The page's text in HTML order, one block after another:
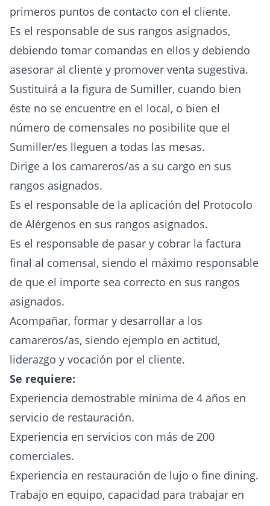
primeros puntos de contacto con el cliente.
Es el responsable de sus rangos asignados,
debiendo tomar comandas en ellos y debiendo
asesorar al cliente y promover venta sugestiva.
Sustituirá a la figura de Sumiller, cuando bien
éste no se encuentre en el local, o bien el
número de comensales no posibilite que el
Sumiller/es lleguen a todas las mesas.
Dirige a los camareros/as a su cargo en sus
rangos asignados.
Es el responsable de la aplicación del Protocolo
de Alérgenos en sus rangos asignados.
Es el responsable de pasar y cobrar la factura
final al comensal, siendo el máximo responsable
de que el importe sea correcto en sus rangos
asignados.
Acompañar, formar y desarrollar a los
camareros/as, siendo ejemplo en actitud,
liderazgo y vocación por el cliente.
Se requiere:
Experiencia demostrable mínima de 4 años en
servicio de restauración.
Experiencia en servicios con más de 200
comerciales.
Experiencia en restauración de lujo o fine dining.
Trabajo en equipo, capacidad para trabajar en